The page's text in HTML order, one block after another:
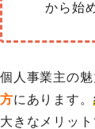
から始
個人事業主の魅
方にあります。
大きなメリット